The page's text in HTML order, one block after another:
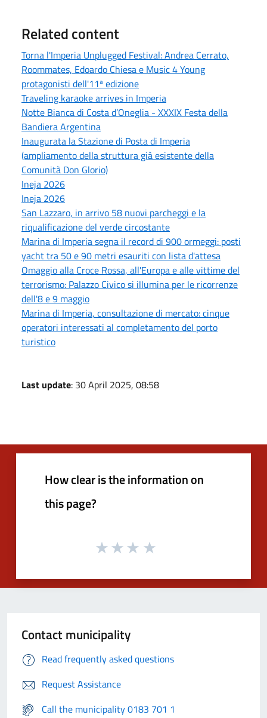
Related content
Torna l'Imperia Unplugged Festival: Andrea Cerrato,
Roommates, Edoardo Chiesa e Music 4 Young
protagonisti dell'11ª edizione
Traveling karaoke arrives in Imperia
Notte Bianca di Costa d’Oneglia - XXXIX Festa della
Bandiera Argentina
Inaugurata la Stazione di Posta di Imperia
(ampliamento della struttura già esistente della
Comunità Don Glorio)
Ineja 2026
Ineja 2026
San Lazzaro, in arrivo 58 nuovi parcheggi e la
riqualificazione del verde circostante
Marina di Imperia segna il record di 900 ormeggi: posti
yacht tra 50 e 90 metri esauriti con lista d'attesa
Omaggio alla Croce Rossa, all'Europa e alle vittime del
terrorismo: Palazzo Civico si illumina per le ricorrenze
dell'8 e 9 maggio
Marina di Imperia, consultazione di mercato: cinque
operatori interessati al completamento del porto
turistico
Last update: 30 April 2025, 08:58
How clear is the information on
this page?
Contact municipality
Read frequently asked questions
Request Assistance
Call the municipality 0183 701 1